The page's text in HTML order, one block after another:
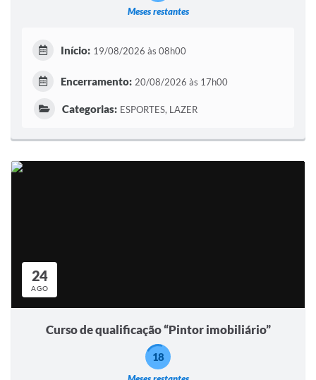
Meses restantes
Início: 19/08/2026 às 08h00
Encerramento: 20/08/2026 às 17h00
Categorias: ESPORTES, LAZER
24
AGO
Curso de qualificação “Pintor imobiliário”
18